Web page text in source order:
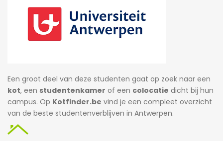
Een groot deel van deze studenten gaat op zoek naar een
kot, een studentenkamer of een colocatie dicht bij hun
campus. Op Kotfinder.be vind je een compleet overzicht
van de beste studentenverblijven in Antwerpen.